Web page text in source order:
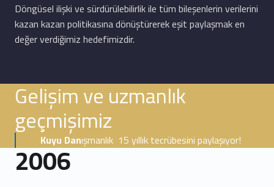
Döngüsel ilişki ve sürdürülebilirlik ile tüm bileşenlerin verilerini
kazan kazan politikasına dönüştürerek eşit paylaşmak en
değer verdiğimiz hedefimizdir.
Gelişim ve uzmanlık
geçmişimiz
Kuyu Danışmanlık 15 yıllık tecrübesini paylaşıyor!
2006